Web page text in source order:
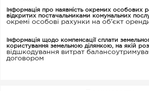
Інформація про наявність окремих особових
відкритих постачальниками комунальних
окремі особові рахунки на об'єкт
Інформація щодо компенсації сплати
користування земельною ділянкою, на якій
відшкодування витрат
договором